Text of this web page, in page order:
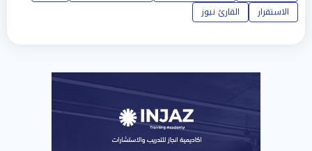
الاستقرار
القارئ نيوز